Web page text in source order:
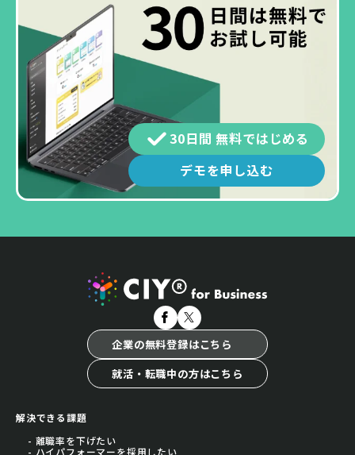
30日間 無料ではじめる
デモを申し込む
企業の無料登録はこちら
就活・転職中の方はこちら
解決できる課題
- 離職率を下げたい
- ハイパフォーマーを採用したい